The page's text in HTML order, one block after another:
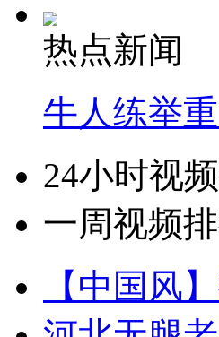
热点新闻
牛人练举
24小时视
一周视频
【中国风